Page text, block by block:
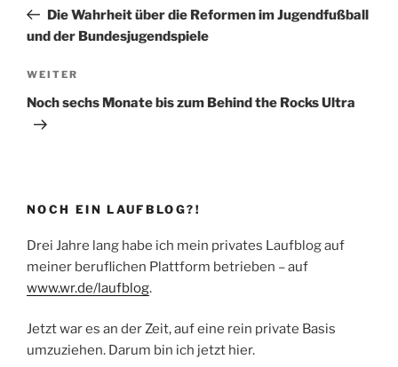
Beitrag
Die Wahrheit über die Reformen im Jugendfußball
und der Bundesjugendspiele
Nächster
Beitrag
WEITER
Noch sechs Monate bis zum Behind the Rocks Ultra
NOCH EIN LAUFBLOG?!
Drei Jahre lang habe ich mein privates Laufblog auf
meiner beruflichen Plattform betrieben – auf
www.wr.de/laufblog.
Jetzt war es an der Zeit, auf eine rein private Basis
umzuziehen. Darum bin ich jetzt hier.